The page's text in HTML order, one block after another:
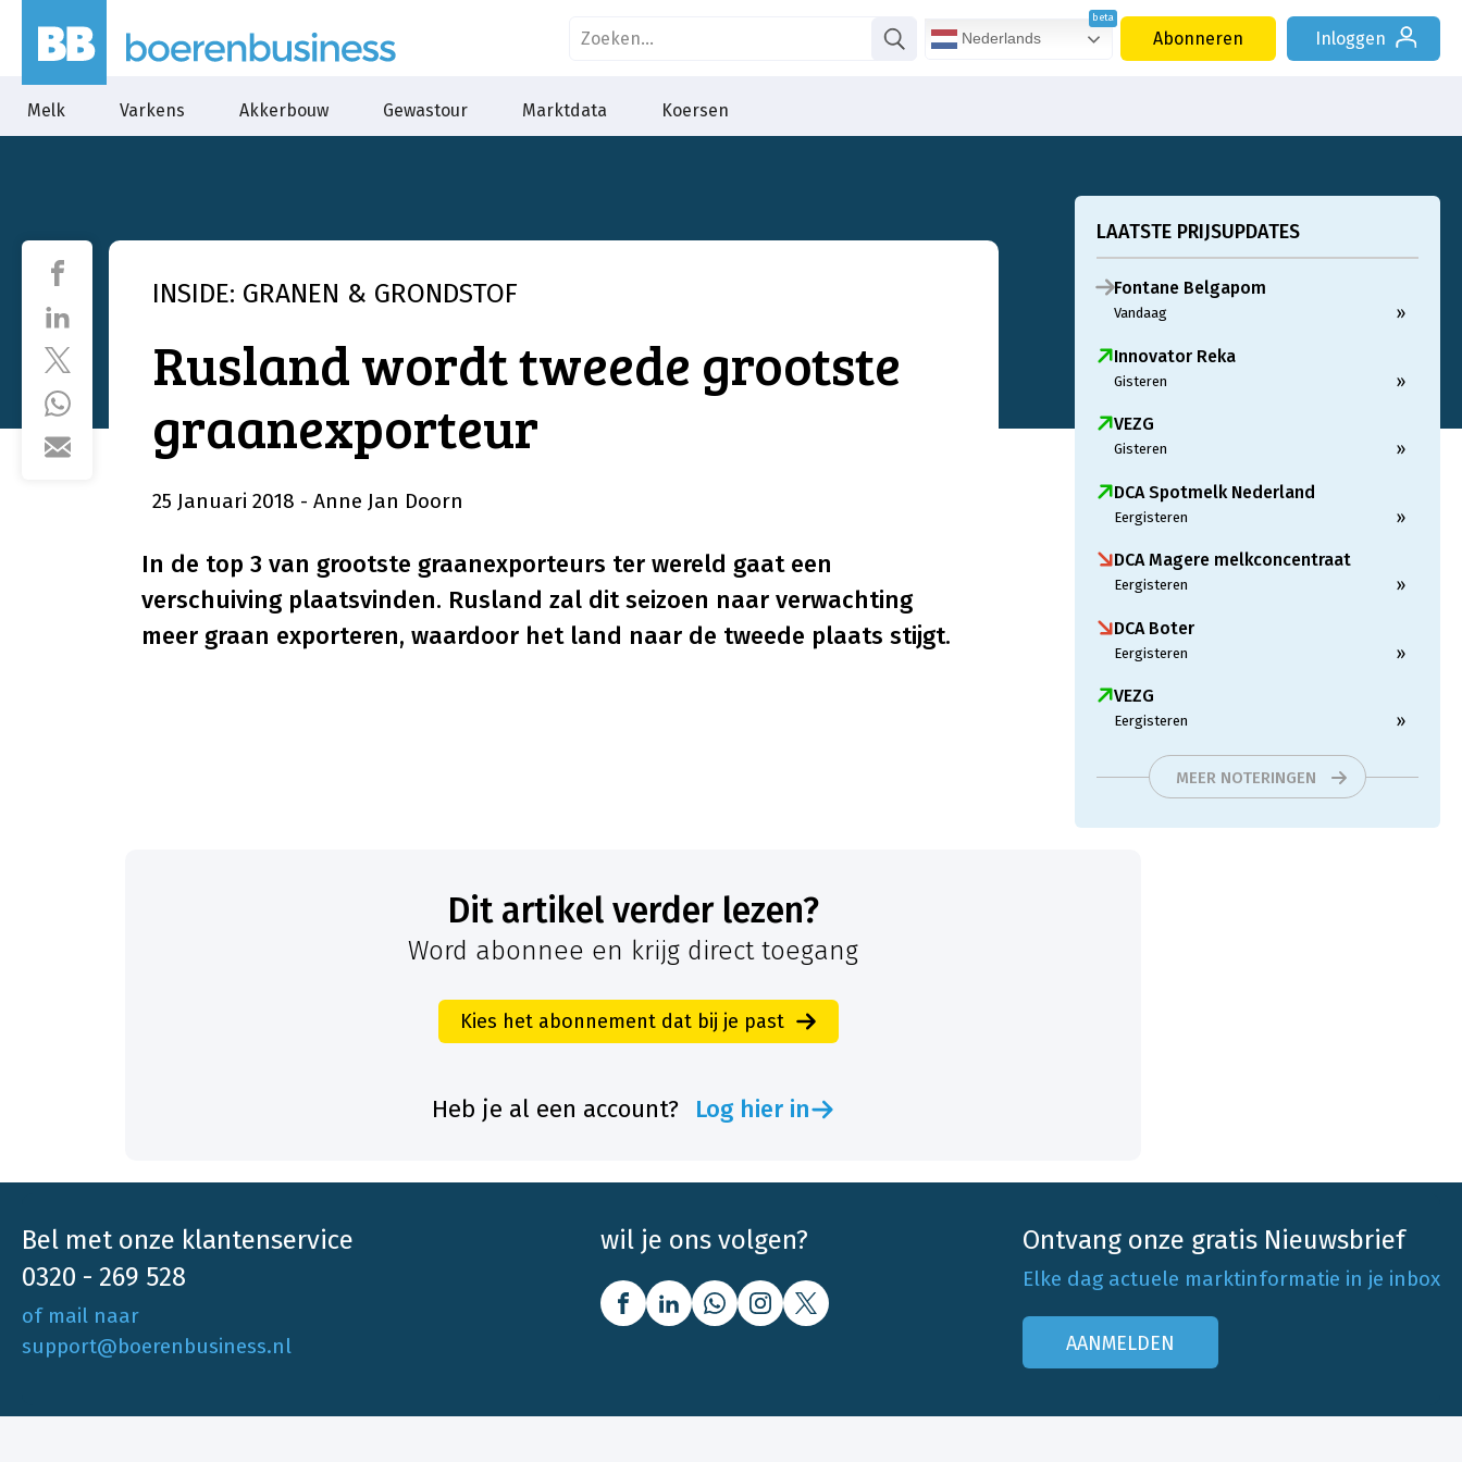
Nederlands Abonneren Inloggen
Melk Varkens Akkerbouw Gewastour Marktdata Koersen
INSIDE: GRANEN & GRONDSTOF
Rusland wordt tweede grootste
graanexporteur
25 Januari 2018 - Anne Jan Doorn
In de top 3 van grootste graanexporteurs ter wereld gaat een
verschuiving plaatsvinden. Rusland zal dit seizoen naar verwachting
meer graan exporteren, waardoor het land naar de tweede plaats stijgt.
LAATSTE PRIJSUPDATES
Fontane Belgapom
Vandaag »
Innovator Reka
Gisteren »
VEZG
Gisteren »
DCA Spotmelk Nederland
Eergisteren »
DCA Magere melkconcentraat
Eergisteren »
DCA Boter
Eergisteren »
VEZG
Eergisteren »
MEER NOTERINGEN
Dit artikel verder lezen?
Word abonnee en krijg direct toegang
Kies het abonnement dat bij je past
Heb je al een account? Log hier in
Bel met onze klantenservice
0320 - 269 528
of mail naar
support@boerenbusiness.nl
wil je ons volgen? Ontvang onze gratis Nieuwsbrief
Elke dag actuele marktinformatie in je inbox
AANMELDEN